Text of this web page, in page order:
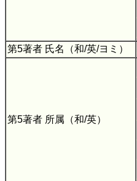
第5著者 氏名（和/英/ヨミ）
第5著者 所属（和/英）